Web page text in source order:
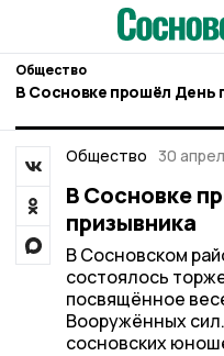
Общество
В Сосновке прошёл День
Общество
30
В Сосновке
призывника
В Сосновском
состоялось
посвящённое
Вооружённых
сосновских